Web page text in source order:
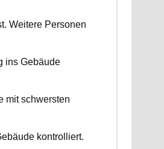
Weitere Personen
ins Gebäude
mit schwersten
kontrolliert.